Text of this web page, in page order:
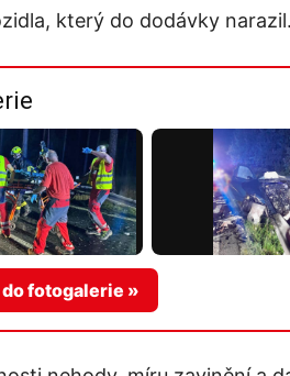
který do dodávky narazil.
fotogalerie »